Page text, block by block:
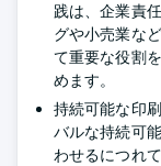
践は、企業責
グや小売業な
て重要な役割
めます。
持続可能な印
バルな持続可
わせるにつれ